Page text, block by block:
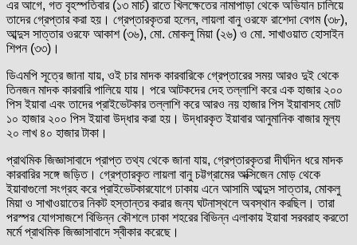
এর আগে, গত বৃহস্পতিবার (১৩ মার্চ) রাতে খিলক্ষেতের নামাপাড়া থেকে অভিযান চালিয়ে
তাদের গ্রেপ্তার করা হয়। গ্রেপ্তারকৃতরা হলেন, লায়লা বানু ওরফে রাশেদা বেগম (৩৮),
আব্দুস সাত্তার ওরফে আকাশ (৩৬), মো. মোকলু মিয়া (২৬) ও মো. সাখাওয়াত হোসাইন
শিপন (৩৩)।
ডিএমপি সূত্রে জানা যায়, ওই চার মাদক কারবারিকে গ্রেপ্তারের সময় আরও দুই থেকে
তিনজন মাদক কারবারি পালিয়ে যায়। পরে আটকদের দেহ তল্লাশি করে এক হাজার ২০০
পিস ইয়াবা এবং তাদের প্রাইভেটকার তল্লাশি করে আরও নয় হাজার পিস ইয়াবাসহ মোট
১০ হাজার ২০০ পিস ইয়াবা উদ্ধার করা হয়। উদ্ধারকৃত ইয়াবার আনুমানিক বাজার মূল্য
২০ লাখ ৪০ হাজার টাকা।
প্রাথমিক জিজ্ঞাসাবাদে প্রাপ্ত তথ্য থেকে জানা যায়, গ্রেপ্তারকৃতরা দীর্ঘদিন ধরে মাদক
কারবারির সঙ্গে জড়িত। গ্রেপ্তারকৃত লায়লা বানু চট্টগ্রামের অক্সিজেন মোড় থেকে
ইয়াবাগুলো সংগ্রহ করে প্রাইভেটকারযোগে ঢাকায় এনে আসামি আব্দুস সাত্তার, মোকলু
মিয়া ও সাখাওয়াতের নিকট হস্তান্তর করার জন্য ঘটনাস্থলে অবস্থান করছিল। তারা
পরস্পর যোগসাজশে বিভিন্ন কৌশলে ঢাকা শহরের বিভিন্ন এলাকায় ইয়াবা সরবরাহ করতো
মর্মে প্রাথমিক জিজ্ঞাসাবাদে স্বীকার করেছে।